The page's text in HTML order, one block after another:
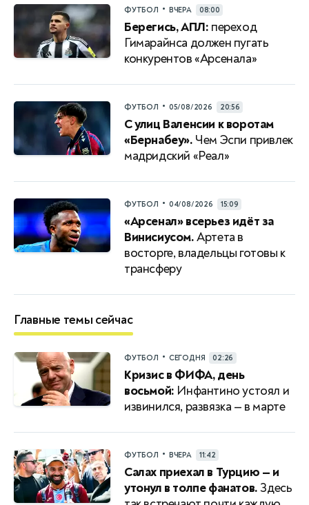
ФУТБОЛ • ВЧЕРА 08:00
Берегись, АПЛ: переход
Гимарайнса должен пугать
конкурентов «Арсенала»
ФУТБОЛ • 05/08/2026 20:56
С улиц Валенсии к воротам
«Бернабеу». Чем Эспи привлек
мадридский «Реал»
ФУТБОЛ • 04/08/2026 15:09
«Арсенал» всерьез идёт за
Винисиусом.Артета в
восторге, владельцы готовы к
трансферу
Главные темы сейчас
ФУТБОЛ • СЕГОДНЯ 02:26
Кризис в ФИФА, день
восьмой: Инфантино устоял и
извинился, развязка — в марте
ФУТБОЛ • ВЧЕРА 11:42
Салах приехал в Турцию — и
утонул в толпе фанатов.Здесь